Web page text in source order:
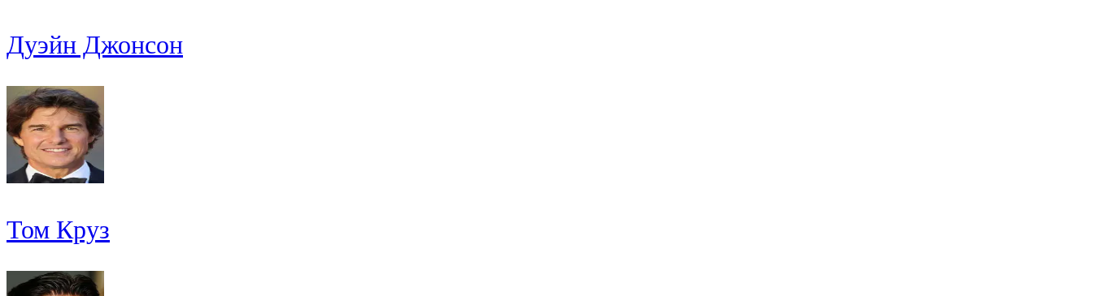
Дуэйн Джонсон
Том Круз